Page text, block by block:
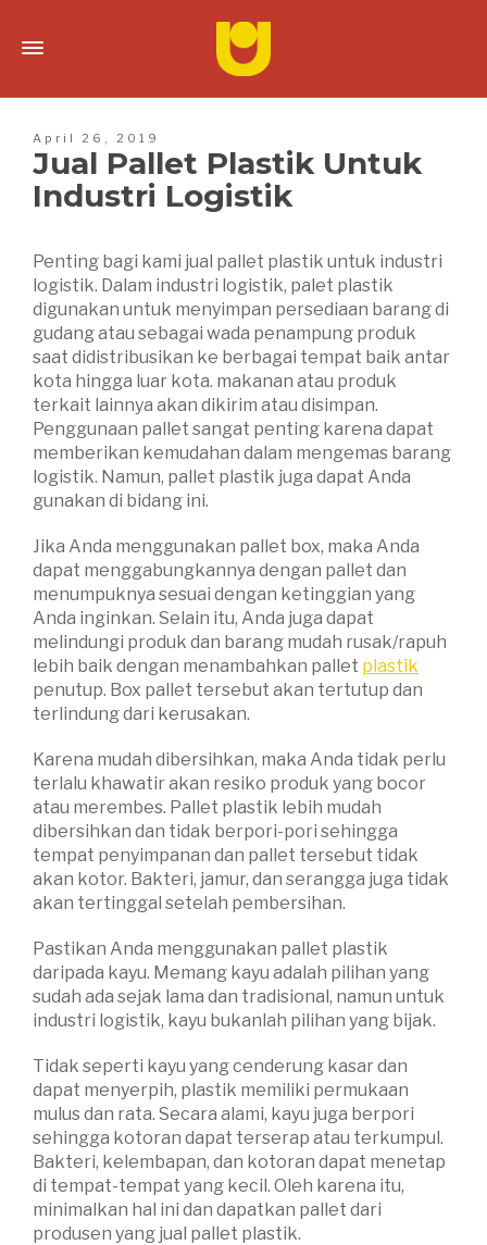
April 26, 2019
Jual Pallet Plastik Untuk
Industri Logistik
Penting bagi kami jual pallet plastik untuk industri
logistik. Dalam industri logistik, palet plastik
digunakan untuk menyimpan persediaan barang di
gudang atau sebagai wada penampung produk
saat didistribusikan ke berbagai tempat baik antar
kota hingga luar kota. makanan atau produk
terkait lainnya akan dikirim atau disimpan.
Penggunaan pallet sangat penting karena dapat
memberikan kemudahan dalam mengemas barang
logistik. Namun, pallet plastik juga dapat Anda
gunakan di bidang ini.
Jika Anda menggunakan pallet box, maka Anda
dapat menggabungkannya dengan pallet dan
menumpuknya sesuai dengan ketinggian yang
Anda inginkan. Selain itu, Anda juga dapat
melindungi produk dan barang mudah rusak/rapuh
lebih baik dengan menambahkan pallet plastik
penutup. Box pallet tersebut akan tertutup dan
terlindung dari kerusakan.
Karena mudah dibersihkan, maka Anda tidak perlu
terlalu khawatir akan resiko produk yang bocor
atau merembes. Pallet plastik lebih mudah
dibersihkan dan tidak berpori-pori sehingga
tempat penyimpanan dan pallet tersebut tidak
akan kotor. Bakteri, jamur, dan serangga juga tidak
akan tertinggal setelah pembersihan.
Pastikan Anda menggunakan pallet plastik
daripada kayu. Memang kayu adalah pilihan yang
sudah ada sejak lama dan tradisional, namun untuk
industri logistik, kayu bukanlah pilihan yang bijak.
Tidak seperti kayu yang cenderung kasar dan
dapat menyerpih, plastik memiliki permukaan
mulus dan rata. Secara alami, kayu juga berpori
sehingga kotoran dapat terserap atau terkumpul.
Bakteri, kelembapan, dan kotoran dapat menetap
di tempat-tempat yang kecil. Oleh karena itu,
minimalkan hal ini dan dapatkan pallet dari
produsen yang jual pallet plastik.